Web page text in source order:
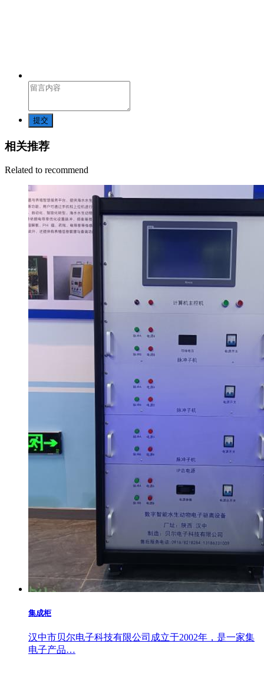
提交
相关推荐
Related to recommend
集成柜
汉中市贝尔电子科技有限公司成立于2002年，是一家集
电子产品…